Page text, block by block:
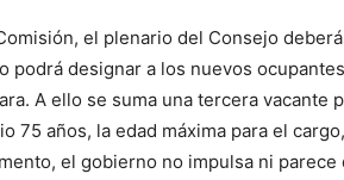
el plenario del Consejo
podrá designar a los nuevos
A ello se suma una tercera
75 años, la edad máxima para el
el gobierno no impulsa ni parece